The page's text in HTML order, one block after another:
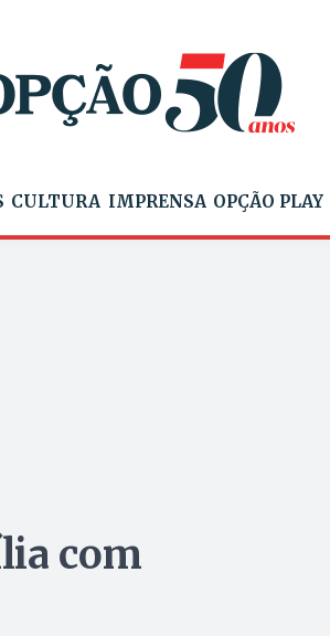
CULTURA IMPRENSA OPÇÃO PLAY
com